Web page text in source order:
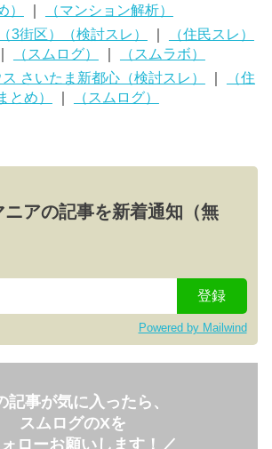
） ｜
（マンション解析）
3街区）（検討スレ）
｜
（住民スレ）
｜ （スムログ） ｜
（スムラボ）
さいたま新都心（検討スレ）
｜
（住
とめ） ｜ （スムログ）
ニアの記事を新着通知（無
Powered by Mailwind
記事が気に入ったら、
スムログのXを
ローお願いします！／